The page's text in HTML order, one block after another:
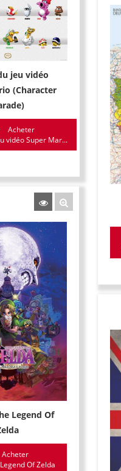
jeu vidéo
(Character
Acheter
vidéo Super Mar...
Legend Of
Acheter
Of Zelda